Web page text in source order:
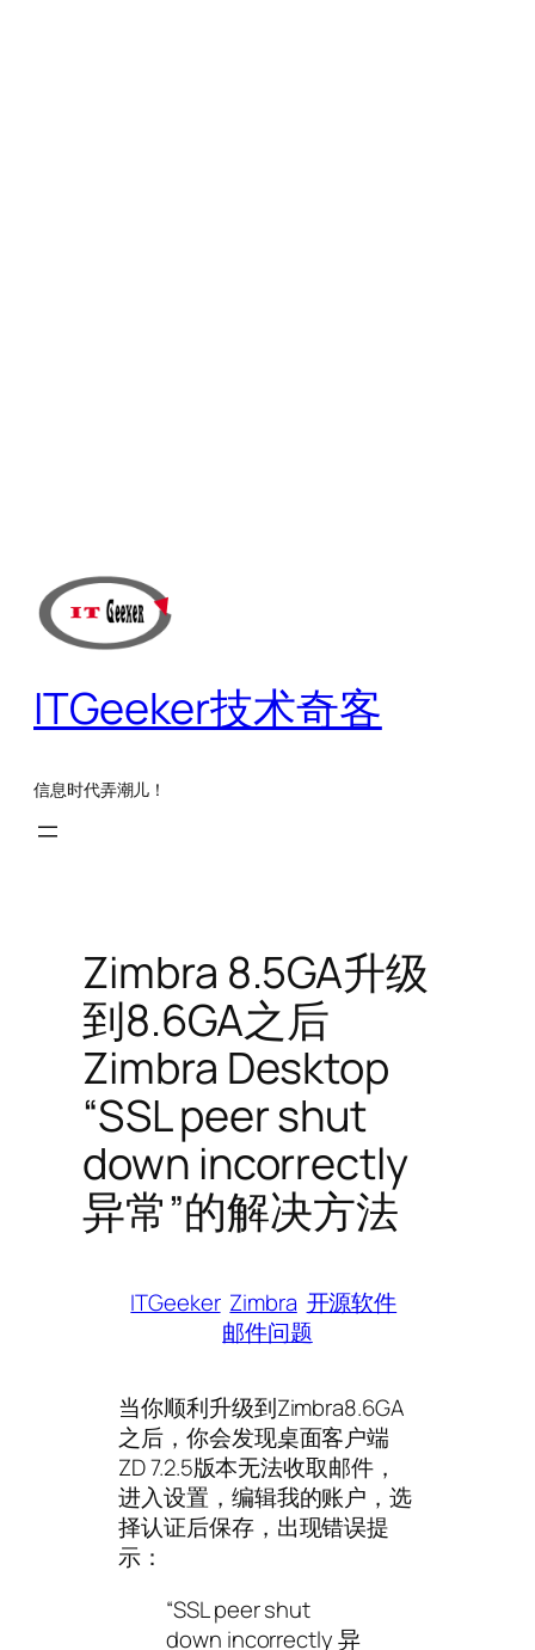
ITGeeker技术奇客
信息时代弄潮儿！
Zimbra 8.5GA升级
到8.6GA之后
Zimbra Desktop
“SSL peer shut
down incorrectly
异常”的解决方法
ITGeeker Zimbra 开源软件
邮件问题
当你顺利升级到Zimbra8.6GA
之后，你会发现桌面客户端
ZD 7.2.5版本无法收取邮件，
进入设置，编辑我的账户，选
择认证后保存，出现错误提
示：
“SSL peer shut
down incorrectly 异